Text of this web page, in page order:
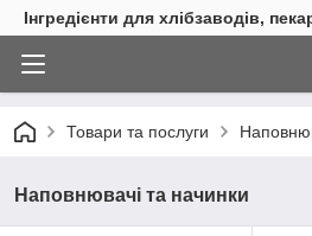
Інгредієнти для хлібзаводів,
Товари та послуги
Наповнювачі та начинки